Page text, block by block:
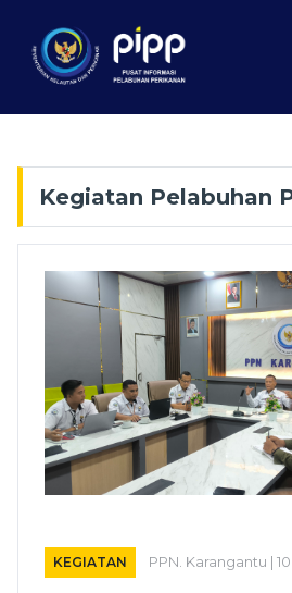
Kegiatan Pelabuhan
KEGIATAN PPN. Karangantu |